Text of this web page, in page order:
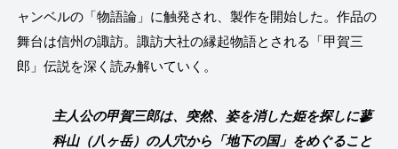
ャンベルの「物語論」に触発され、製作を開始した。作品の
舞台は信州の諏訪。諏訪大社の縁起物語とされる「甲賀三
郎」伝説を深く読み解いていく。
主人公の甲賀三郎は、突然、姿を消した姫を探しに蓼
科山（八ヶ岳）の人穴から「地下の国」をめぐること